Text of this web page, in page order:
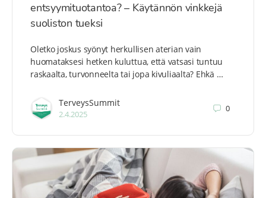
entsyymituotantoa? – Käytännön vinkkejä
suoliston tueksi
Oletko joskus syönyt herkullisen aterian vain
huomataksesi hetken kuluttua, että vatsasi tuntuu
raskaalta, turvonneelta tai jopa kivuliaalta? Ehkä …
TerveysSummit
2.4.2025
0